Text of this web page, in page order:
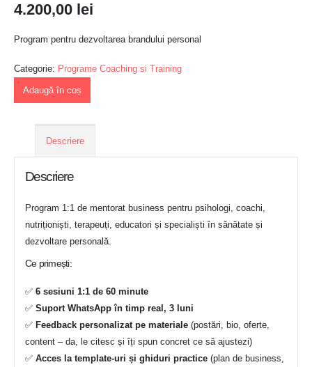
4.200,00 lei
Program pentru dezvoltarea brandului personal
Categorie: Programe Coaching si Training
Adaugă în coș
Descriere
Descriere
Program 1:1 de mentorat business pentru psihologi, coachi,
nutriționiști, terapeuți, educatori și specialiști în sănătate și
dezvoltare personală.
Ce primești:
✅ 6 sesiuni 1:1 de 60 minute
✅ Suport WhatsApp în timp real, 3 luni
✅ Feedback personalizat pe materiale (postări, bio, oferte,
content – da, le citesc și îți spun concret ce să ajustezi)
✅ Acces la template-uri și ghiduri practice (plan de business,